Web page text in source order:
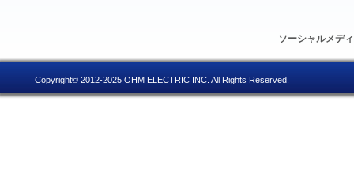
ソーシャルメデ
Copyright© 2012-2025 OHM ELECTRIC INC. All Rights Reserved.